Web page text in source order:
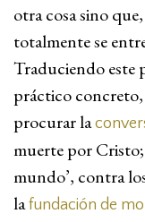
otra cosa sino
totalmente se
Traduciendo este
práctico
procurar la
muerte por
mundo’, contra
lafundación de